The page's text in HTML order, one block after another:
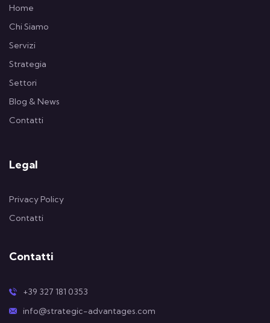
Home
Chi Siamo
Servizi
Strategia
Settori
Blog & News
Contatti
Legal
Privacy Policy
Contatti
Contatti
+39 327 181 0353
info@strategic-advantages.com